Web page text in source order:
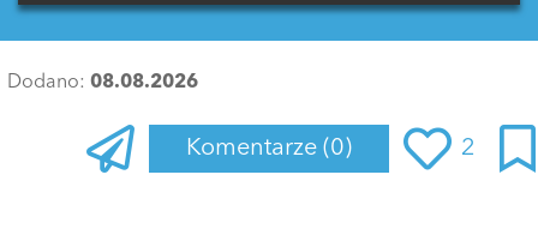
Dodano: 08.08.2026
Komentarze (0) 2